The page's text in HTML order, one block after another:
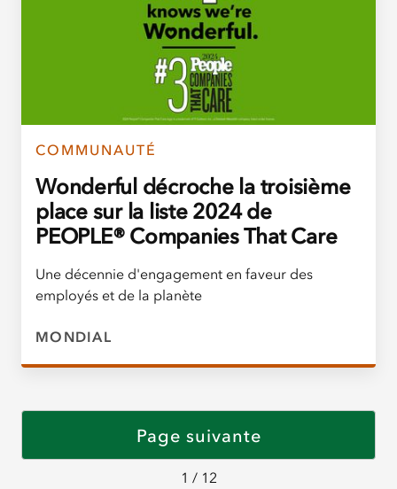
COMMUNAUTÉ
Wonderful décroche la troisième
place sur la liste 2024 de
PEOPLE® Companies That Care
Une décennie d'engagement en faveur des
employés et de la planète
MONDIAL
Page suivante
1 / 12